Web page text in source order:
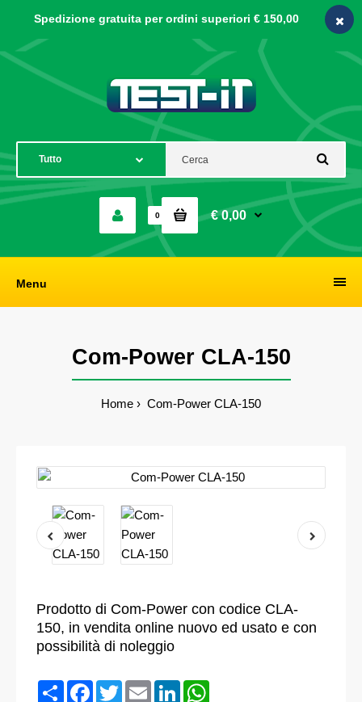
Spedizione gratuita per ordini superiori € 150,00
0 € 0,00
Menu
Com-Power CLA-150
Home Com-Power CLA-150
Prodotto di Com-Power con codice CLA-
150, in vendita online nuovo ed usato e con
possibilità di noleggio
CondividiFacebook
TwitterEmail LinkedIn